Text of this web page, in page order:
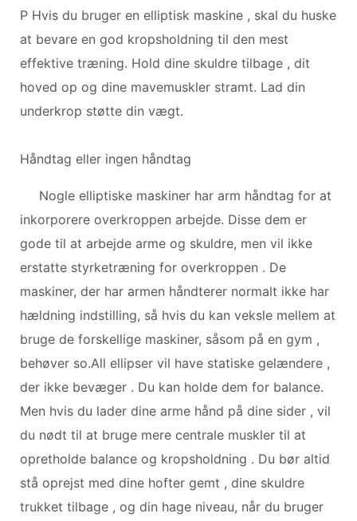
P Hvis du bruger en elliptisk maskine , skal du huske
at bevare en god kropsholdning til den mest
effektive træning. Hold dine skuldre tilbage , dit
hoved op og dine mavemuskler stramt. Lad din
underkrop støtte din vægt.
Håndtag eller ingen håndtag
Nogle elliptiske maskiner har arm håndtag for at
inkorporere overkroppen arbejde. Disse dem er
gode til at arbejde arme og skuldre, men vil ikke
erstatte styrketræning for overkroppen . De
maskiner, der har armen håndterer normalt ikke har
hældning indstilling, så hvis du kan veksle mellem at
bruge de forskellige maskiner, såsom på en gym ,
behøver so.All ellipser vil have statiske gelændere ,
der ikke bevæger . Du kan holde dem for balance.
Men hvis du lader dine arme hånd på dine sider , vil
du nødt til at bruge mere centrale muskler til at
opretholde balance og kropsholdning . Du bør altid
stå oprejst med dine hofter gemt , dine skuldre
trukket tilbage , og din hage niveau, når du bruger